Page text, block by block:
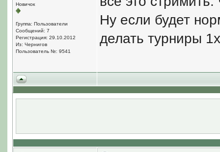
Новичок
Группа: Пользователи
Сообщений: 7
Регистрация: 29.10.2012
Из: Чернигов
Пользователь №: 9541
Ну если будет
делать турниры